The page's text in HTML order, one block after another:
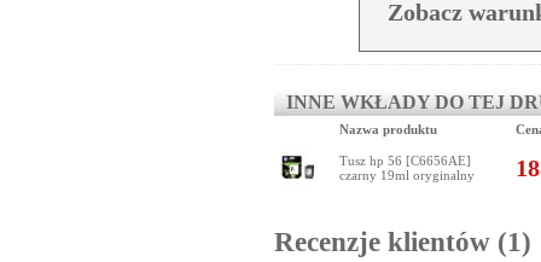
Zobacz
INNE WKŁADY DO TEJ
Nazwa produktu
Tusz hp 56 [C6656AE]
czarny 19ml oryginalny
Recenzje klientów (1)